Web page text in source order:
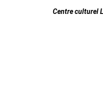
Centre culturel